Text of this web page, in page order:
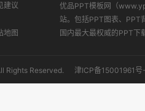
建议
地图
优品PPT模板网（
站。包括PPT图表、PPT
国内最大最权威的PPT下
Rights Reserved. 津ICP备15001961号